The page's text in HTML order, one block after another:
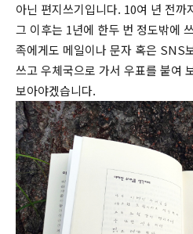
아닌 편지쓰기입니다. 10여 년 전까
그 이후는 1년에 한두 번 정도밖에
족에게도 메일이나 문자 혹은 SNS
쓰고 우체국으로 가서 우표를 붙여
보아야겠습니다.